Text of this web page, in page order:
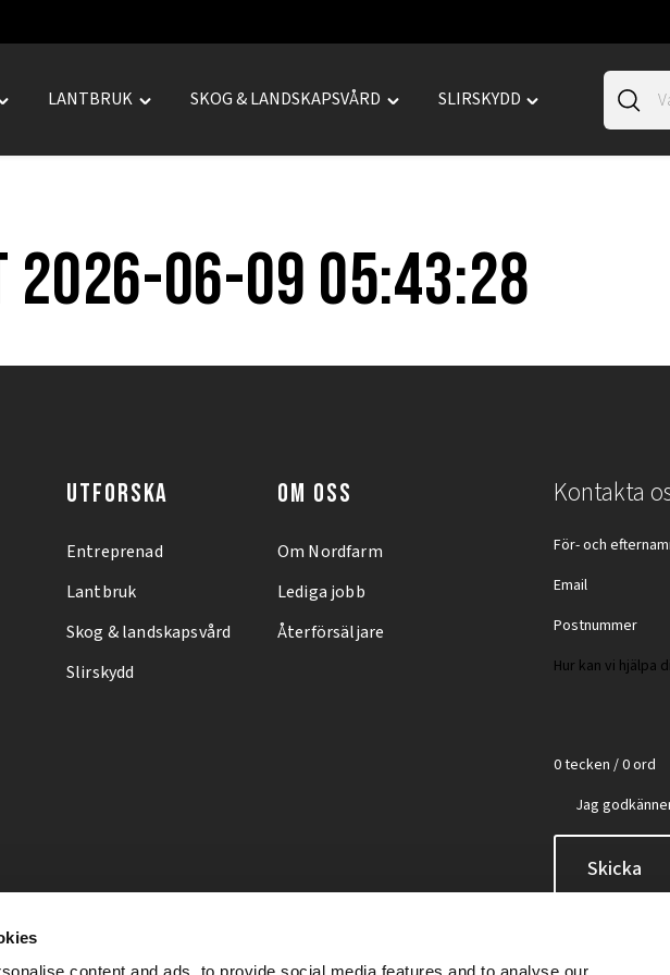
Toggle
LANTBRUK
Toggle
SKOG & LANDSKAPSVÅRD
Toggle
SLIRSKYDD
Toggle
06-09 05:43:28
UTFORSKA
Entreprenad
Lantbruk
Skog & landskapsvård
Slirskydd
OM OSS
Om Nordfarm
Lediga jobb
Återförsäljare
Kontakta
0 tecken / 0 ord
Jag
Skicka